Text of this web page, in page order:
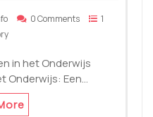
0 Comments
1
in het Onderwijs
Onderwijs: Een…